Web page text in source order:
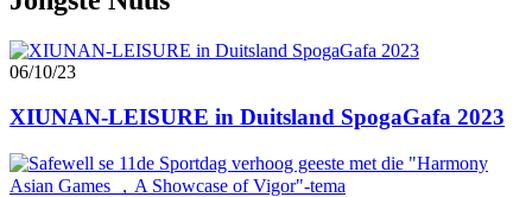
06/10/23
XIUNAN-LEISURE in Duitsland SpogaGafa 2023